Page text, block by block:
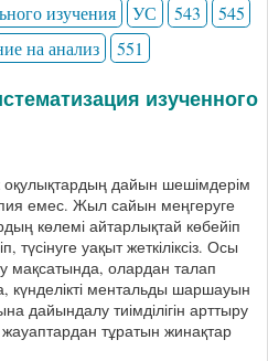
изучения УС 543
545
на анализ 551
изученного
дайын шешімдерім
емес. Жыл сайын меңгеруге
көлемі айтарлықтай көбейіп
уақыт жеткіліксіз. Осы
мақсатында, олардан талап
күнделікті ментальды шаршауын
дайындалу тиімділігін арттыру
тұратын жинақтар